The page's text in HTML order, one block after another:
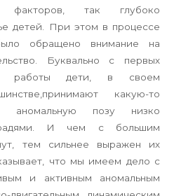
факторов, так глубоко
детей. При этом в процессе
обращено внимание на
Буквально с первых
работы дети, в своем
какую-то
аномальную позу низко
И чем с большим
тем сильнее выражен их
что мы имеем дело с
и активным аномальным